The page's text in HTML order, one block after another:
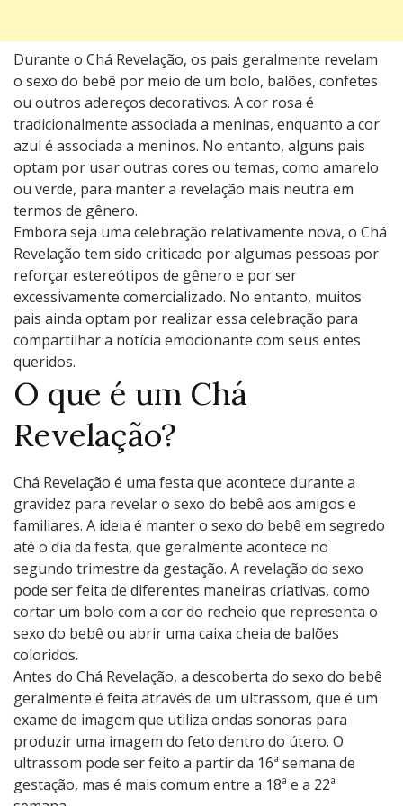
Durante o Chá Revelação, os pais geralmente revelam
o sexo do bebê por meio de um bolo, balões, confetes
ou outros adereços decorativos. A cor rosa é
tradicionalmente associada a meninas, enquanto a cor
azul é associada a meninos. No entanto, alguns pais
optam por usar outras cores ou temas, como amarelo
ou verde, para manter a revelação mais neutra em
termos de gênero.
Embora seja uma celebração relativamente nova, o Chá
Revelação tem sido criticado por algumas pessoas por
reforçar estereótipos de gênero e por ser
excessivamente comercializado. No entanto, muitos
pais ainda optam por realizar essa celebração para
compartilhar a notícia emocionante com seus entes
queridos.
O que é um Chá
Revelação?
Chá Revelação é uma festa que acontece durante a
gravidez para revelar o sexo do bebê aos amigos e
familiares. A ideia é manter o sexo do bebê em segredo
até o dia da festa, que geralmente acontece no
segundo trimestre da gestação. A revelação do sexo
pode ser feita de diferentes maneiras criativas, como
cortar um bolo com a cor do recheio que representa o
sexo do bebê ou abrir uma caixa cheia de balões
coloridos.
Antes do Chá Revelação, a descoberta do sexo do bebê
geralmente é feita através de um ultrassom, que é um
exame de imagem que utiliza ondas sonoras para
produzir uma imagem do feto dentro do útero. O
ultrassom pode ser feito a partir da 16ª semana de
gestação, mas é mais comum entre a 18ª e a 22ª